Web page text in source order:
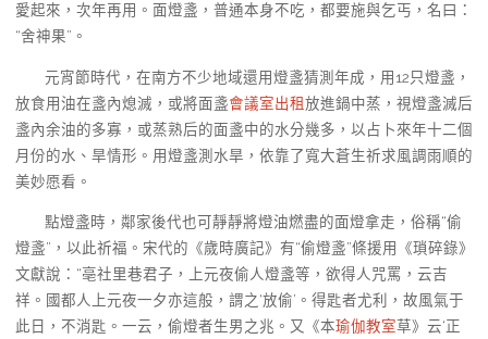
愛起來，次年再用。面燈盞，普通本身不吃，都要施與乞丐，名曰：
“舍神果”。
元宵節時代，在南方不少地域還用燈盞猜測年成，用12只燈盞，
放食用油在盞內熄滅，或將面盞會議室出租放進鍋中蒸，視燈盞滅后
盞內余油的多寡，或蒸熟后的面盞中的水分幾多，以占卜來年十二個
月份的水、旱情形。用燈盞測水旱，依靠了寬大蒼生祈求風調雨順的
美妙愿看。
點燈盞時，鄰家後代也可靜靜將燈油燃盡的面燈拿走，俗稱“偷
燈盞”，以此祈福。宋代的《歲時廣記》有“偷燈盞”條援用《瑣碎錄》
文獻說：“亳社里巷君子，上元夜偷人燈盞等，欲得人咒罵，云吉
祥。國都人上元夜一夕亦這般，謂之‘放偷’。得匙者尤利，故風氣于
此日，不消匙。一云，偷燈者生男之兆。又《本瑜伽教室草》云‘正